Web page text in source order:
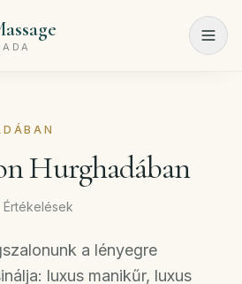
Hurghadában
Értékelések
a lényegre
luxus manikűr, luxus